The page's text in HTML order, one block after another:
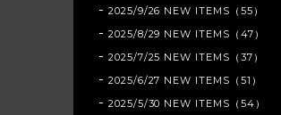
2025/9/26 NEW ITEMS（55）
2025/8/29 NEW ITEMS（47）
2025/7/25 NEW ITEMS（37）
2025/6/27 NEW ITEMS（51）
2025/5/30 NEW ITEMS（54）